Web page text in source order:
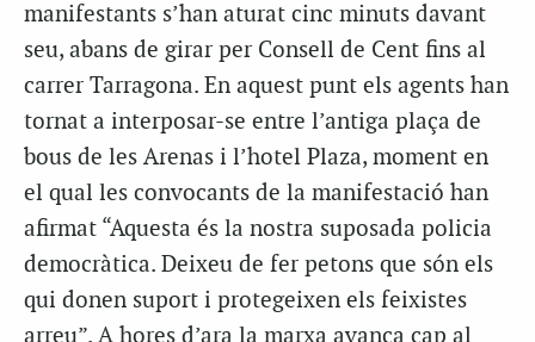
manifestants s’han aturat cinc minuts davant
seu, abans de girar per Consell de Cent fins al
carrer Tarragona. En aquest punt els agents han
tornat a interposar-se entre l’antiga plaça de
bous de les Arenas i l’hotel Plaza, moment en
el qual les convocants de la manifestació han
afirmat “Aquesta és la nostra suposada policia
democràtica. Deixeu de fer petons que són els
qui donen suport i protegeixen els feixistes